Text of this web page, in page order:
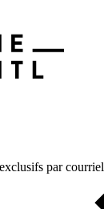
par courriel